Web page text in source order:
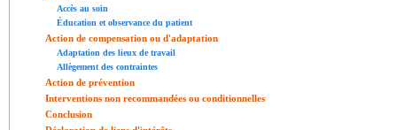
Accès au soin
Éducation et observance du patient
Action de compensation ou d'adaptation
Adaptation des lieux de travail
Allègement des contraintes
Action de prévention
Interventions non recommandées ou conditionnelles
Conclusion